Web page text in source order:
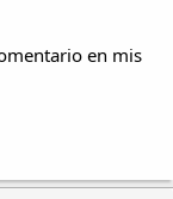
en mis